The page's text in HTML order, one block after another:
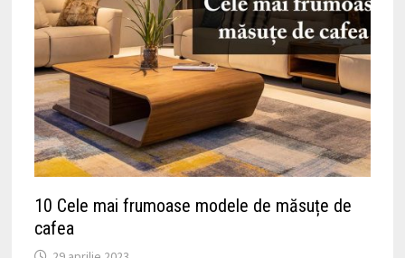
10 Cele mai frumoase modele de măsuțe de
cafea